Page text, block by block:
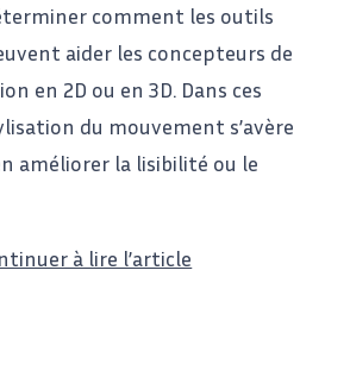
comment les outils
aider les concepteurs de
en 2D ou en 3D. Dans ces
du mouvement s’avère
améliorer la lisibilité ou le
à lire l’article